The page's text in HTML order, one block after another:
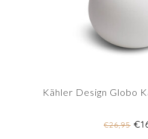
Kähler Design Globo
€26,95